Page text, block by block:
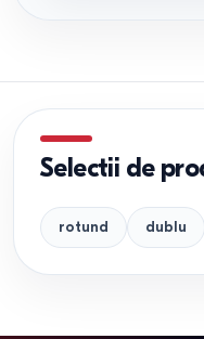
Selectii de
rotund dublu